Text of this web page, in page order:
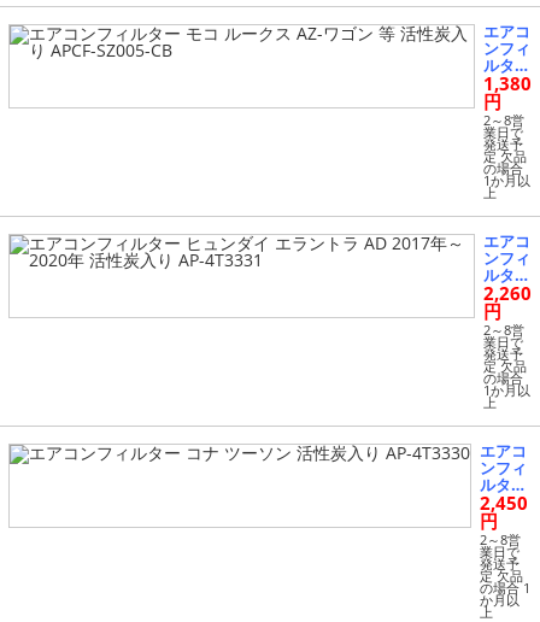
PCF-M
B003-
CB
エアコ
ンフィ
ルター
モコ
ルーク
ス AZ-
ワゴン
等 活
性炭入
り AP
CF-SZ
005-C
B
1,380
円
2～8営
業日で
発送予
定 欠品
の場合
1か月以
上
エアコ
ンフィ
ルター
ヒュン
ダイ
エラン
トラ A
D 201
7年～2
020年
活性炭
入り A
P-4T3
331
2,260
円
2～8営
業日で
発送予
定 欠品
の場合
1か月以
上
エアコ
ンフィ
ルター
コナ ツ
ーソン
活性炭
入り A
P-4T33
30
2,450
円
2～8営
業日で
発送予
定 欠品
の場合 1
か月以
上